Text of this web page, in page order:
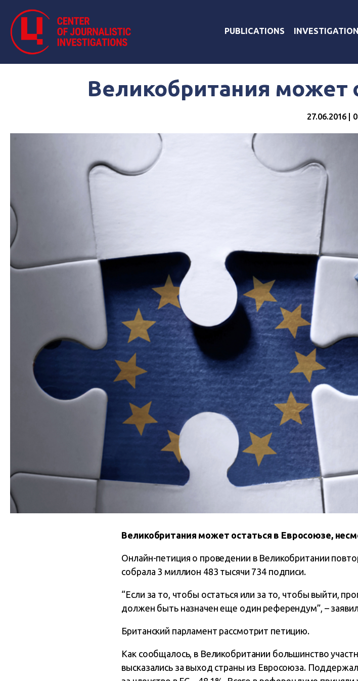
PUBLICATIONS
Великобритания может
27.06.2016 |
Великобритания может остаться в Евросоюзе,
Онлайн-петиция о проведении в Великобритании
собрала 3 миллион 483 тысячи 734 подписи.
“Если за то, чтобы остаться или за то, чтобы выйти,
должен быть назначен еще один референдум”, –
Британский парламент рассмотрит петицию.
Как сообщалось, в Великобритании большинство
высказались за выход страны из Евросоюза.